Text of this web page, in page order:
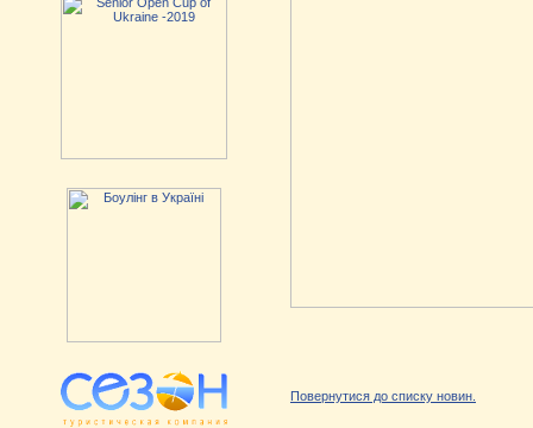
Повернутися до списку новин.